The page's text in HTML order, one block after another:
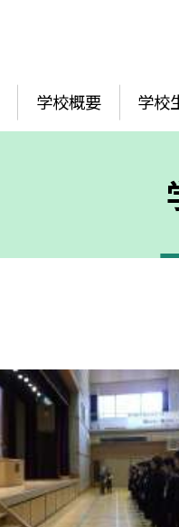
学校概要 学校